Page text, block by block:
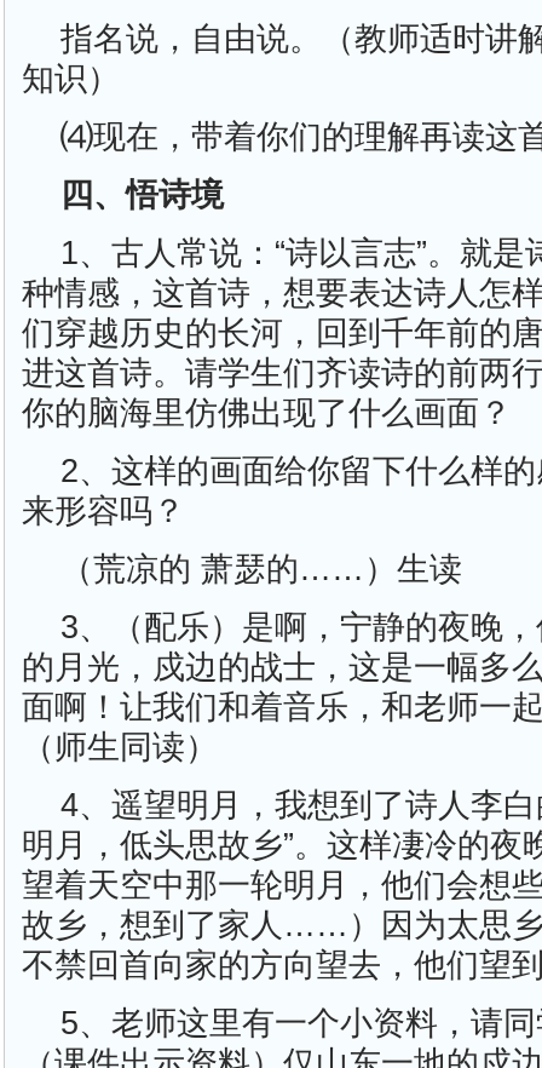
指名说，自由说。（教师适时讲
知识）
⑷现在，带着你们的理解再读这
四、悟诗境
1、古人常说：“诗以言志”。就
种情感，这首诗，想要表达诗人怎
们穿越历史的长河，回到千年前的
进这首诗。请学生们齐读诗的前两
你的脑海里仿佛出现了什么画面？
2、这样的画面给你留下什么样
来形容吗？
（荒凉的 萧瑟的……）生读
3、（配乐）是啊，宁静的夜晚
的月光，戍边的战士，这是一幅多
面啊！让我们和着音乐，和老师一
（师生同读）
4、遥望明月，我想到了诗人李
明月，低头思故乡”。这样凄冷的夜
望着天空中那一轮明月，他们会想
故乡，想到了家人……）因为太思
不禁回首向家的方向望去，他们望
5、老师这里有一个小资料，请